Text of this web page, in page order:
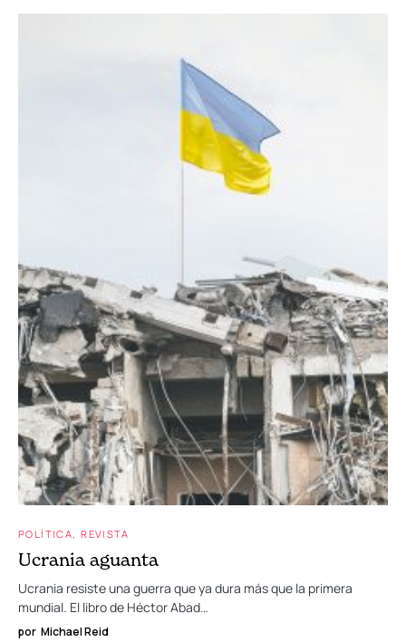
POLÍTICA REVISTA
Ucrania aguanta
Ucrania resiste una guerra que ya dura más que la primera
mundial. El libro de Héctor Abad…
por Michael Reid